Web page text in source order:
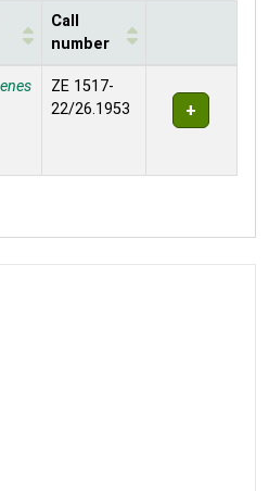
Call
number
ZE 1517-
22/26.1953